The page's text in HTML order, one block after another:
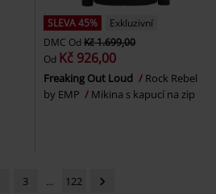
SLEVA 45%
Exkluzivní
DMC Od Kč 1.699,00
Od Kč 926,00
Freaking Out Loud
Rock Rebel
by EMP
Mikina s kapucí na zip
3 ... 122